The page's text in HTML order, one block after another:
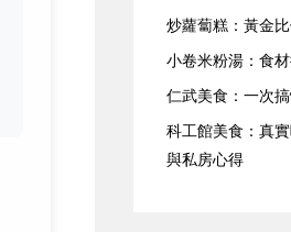
炒蘿蔔糕：黃金
小卷米粉湯：食
仁武美食：一次
科工館美食：真
與私房心得